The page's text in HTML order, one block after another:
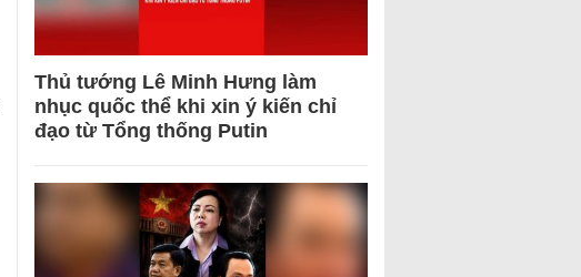
Thủ tướng Lê Minh Hưng làm
nhục quốc thể khi xin ý kiến chỉ
đạo từ Tổng thống Putin